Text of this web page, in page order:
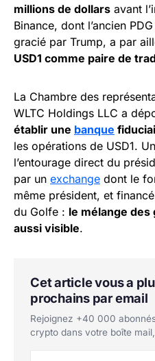
millions de dollars avant
Binance, dont l’ancien PDG
gracié par Trump, a par
USD1 comme paire de
La Chambre des
WLTC Holdings LLC a
établir une banque
les opérations de USD1.
l’entourage direct du
par un exchange dont le
même président, et
du Golfe : le mélange des
aussi visible.
Cet article vous a
prochains par email
Rejoignez +40 000
crypto dans votre boîte